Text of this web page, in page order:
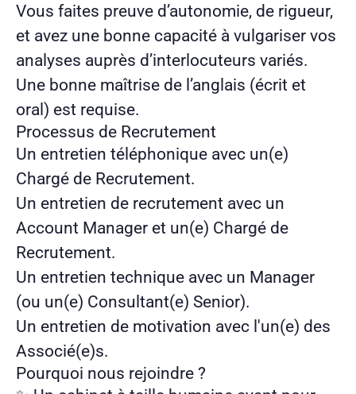
Vous faites preuve d’autonomie, de rigueur,
et avez une bonne capacité à vulgariser vos
analyses auprès d’interlocuteurs variés.
Une bonne maîtrise de l’anglais (écrit et
oral) est requise.
Processus de Recrutement
Un entretien téléphonique avec un(e)
Chargé de Recrutement.
Un entretien de recrutement avec un
Account Manager et un(e) Chargé de
Recrutement.
Un entretien technique avec un Manager
(ou un(e) Consultant(e) Senior).
Un entretien de motivation avec l'un(e) des
Associé(e)s.
Pourquoi nous rejoindre ?